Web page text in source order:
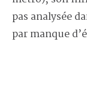
pas analysée
par manque